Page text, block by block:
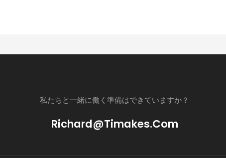
私たちと一緒に働く準備はできていますか？
Richard@timakes.com